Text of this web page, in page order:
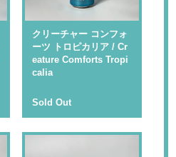
クリーチャー コンフォ
ーツ トロピカリア / Cr
eature Comforts Tropi
calia
Sold Out